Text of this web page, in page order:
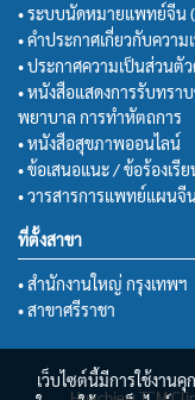
• ระบบนัดหมายแพทย์จีน
• คำประกาศเกี่ยวกับควา
• ประกาศความเป็นส่วนตั
• หนังสือแสดงการรับทร
พยาบาล การทำหัตถการ
• หนังสือสุขภาพออนไลน์
• ข้อเสนอแนะ / ข้อร้องเรี
• วารสารการแพทย์แผนจี
ที่ตั้งสาขา
• สำนักงานใหญ่ กรุงเทพฯ
• สาขาศรีราชา
เว็บไซต์นี้มีการใช้งาน